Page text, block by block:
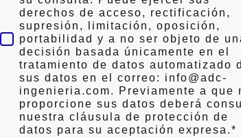
derechos de acceso, rectificación,
supresión, limitación, oposición,
portabilidad y a no ser objeto de
decisión basada únicamente en el
tratamiento de datos automatizado
sus datos en el correo: info@adc-
ingenieria.com. Previamente a que
proporcione sus datos deberá
nuestra cláusula de protección de
datos para su aceptación expresa.*